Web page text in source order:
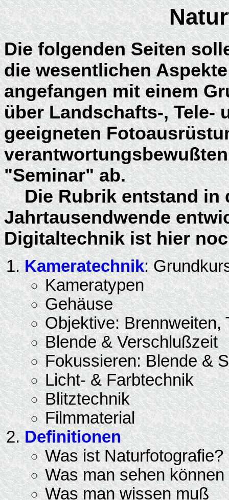
Die folgenden Seiten
die wesentlichen
angefangen mit einem
über Landschafts-, Tele-
geeigneten
"Seminar" ab.
Die Rubrik entstand in
Jahrtausendwende
Digitaltechnik ist hier
Kameratechnik:
Kameratypen
Gehäuse
Objektive: Brennweiten,
Blende & Verschlußzeit
Fokussieren: Blende &
Licht- & Farbtechnik
Blitztechnik
Filmmaterial
Definitionen
Was ist Naturfotografie?
Was man sehen
Was man wissen muß